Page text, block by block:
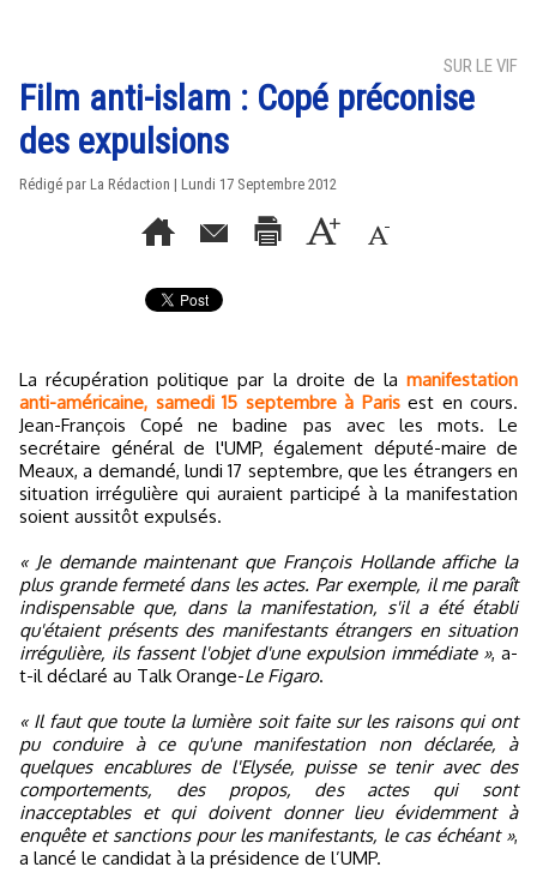
SUR LE VIF
Film anti-islam : Copé préconise
des expulsions
Rédigé par La Rédaction | Lundi 17 Septembre 2012
La récupération politique par la droite de la manifestation
anti-américaine, samedi 15 septembre à Parisest en cours.
Jean-François Copé ne badine pas avec les mots. Le
secrétaire général de l'UMP, également député-maire de
Meaux, a demandé, lundi 17 septembre, que les étrangers en
situation irrégulière qui auraient participé à la manifestation
soient aussitôt expulsés.
« Je demande maintenant que François Hollande affiche la
plus grande fermeté dans les actes. Par exemple, il me paraît
indispensable que, dans la manifestation, s'il a été établi
qu'étaient présents des manifestants étrangers en situation
irrégulière, ils fassent l'objet d'une expulsion immédiate », a-
t-il déclaré au Talk Orange-Le Figaro.
« Il faut que toute la lumière soit faite sur les raisons qui ont
pu conduire à ce qu'une manifestation non déclarée, à
quelques encablures de l'Elysée, puisse se tenir avec des
comportements, des propos, des actes qui sont
inacceptables et qui doivent donner lieu évidemment à
enquête et sanctions pour les manifestants, le cas échéant »,
a lancé le candidat à la présidence de l’UMP.